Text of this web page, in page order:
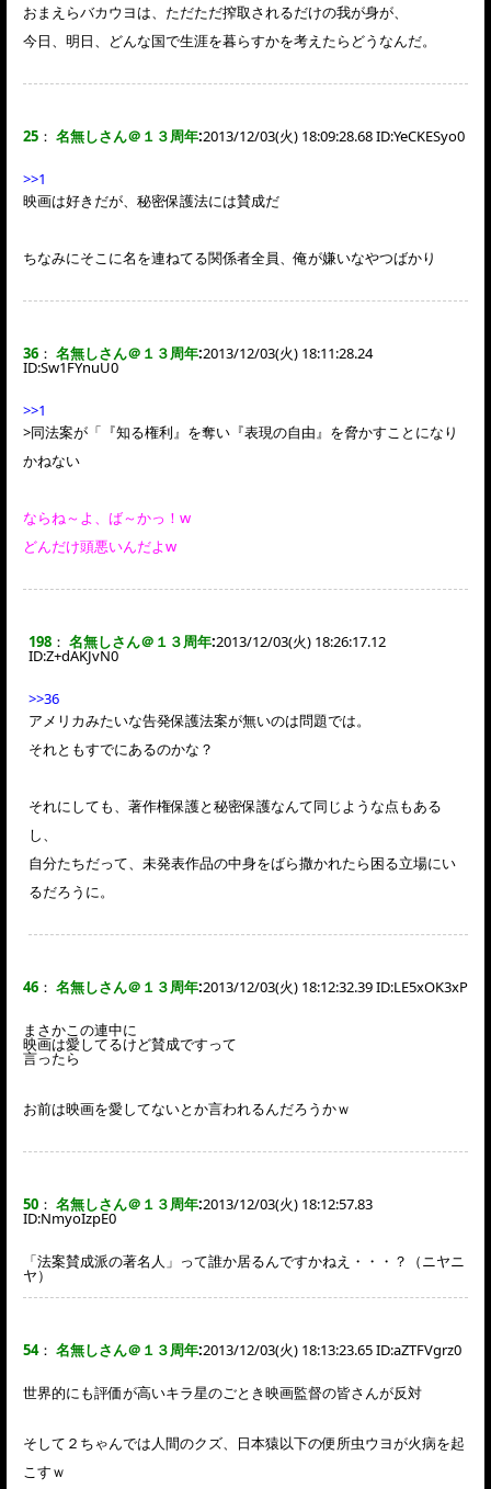
おまえらバカウヨは、ただただ搾取されるだけの我が身が、
今日、明日、どんな国で生涯を暮らすかを考えたらどうなんだ。
25 ： 名無しさん＠１３周年:2013/12/03(火) 18:09:28.68 ID:YeCKESyo0
>>1
映画は好きだが、秘密保護法には賛成だ
ちなみにそこに名を連ねてる関係者全員、俺が嫌いなやつばかり
36 ： 名無しさん＠１３周年:2013/12/03(火) 18:11:28.24
ID:Sw1FYnuU0
>>1
>同法案が「『知る権利』を奪い『表現の自由』を脅かすことになり
かねない
ならね～よ、ば～かっ！w
どんだけ頭悪いんだよw
198 ： 名無しさん＠１３周年:2013/12/03(火) 18:26:17.12
ID:Z+dAKJvN0
>>36
アメリカみたいな告発保護法案が無いのは問題では。
それともすでにあるのかな？
それにしても、著作権保護と秘密保護なんて同じような点もある
し、
自分たちだって、未発表作品の中身をばら撒かれたら困る立場にい
るだろうに。
46 ： 名無しさん＠１３周年:2013/12/03(火) 18:12:32.39 ID:LE5xOK3xP
まさかこの連中に
映画は愛してるけど賛成ですって
言ったら
お前は映画を愛してないとか言われるんだろうかｗ
50 ： 名無しさん＠１３周年:2013/12/03(火) 18:12:57.83
ID:NmyoIzpE0
「法案賛成派の著名人」って誰か居るんですかねえ・・・？（ニヤニ
ヤ）
54： 名無しさん＠１３周年:2013/12/03(火) 18:13:23.65 ID:aZTFVgrz0
世界的にも評価が高いキラ星のごとき映画監督の皆さんが反対
そして２ちゃんでは人間のクズ、日本猿以下の便所虫ウヨが火病を起
こすｗ